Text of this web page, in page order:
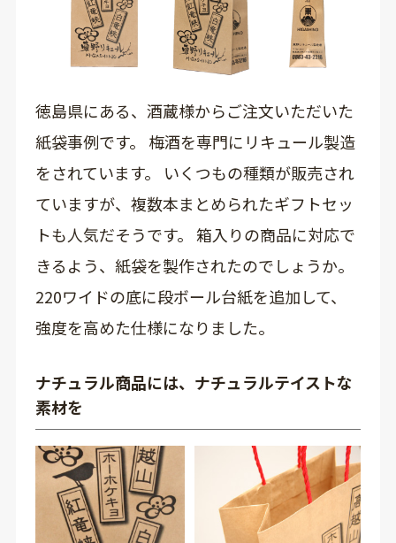
徳島県にある、酒蔵様からご注文いただいた
紙袋事例です。 梅酒を専門にリキュール製造
をされています。 いくつもの種類が販売され
ていますが、複数本まとめられたギフトセッ
トも人気だそうです。 箱入りの商品に対応で
きるよう、紙袋を製作されたのでしょうか。
220ワイドの底に段ボール台紙を追加して、
強度を高めた仕様になりました。
ナチュラル商品には、ナチュラルテイストな
素材を